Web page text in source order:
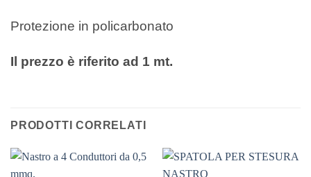
Protezione in policarbonato
Il prezzo è riferito ad 1 mt.
PRODOTTI CORRELATI